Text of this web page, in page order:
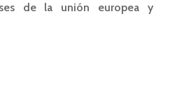
de la unión europea y